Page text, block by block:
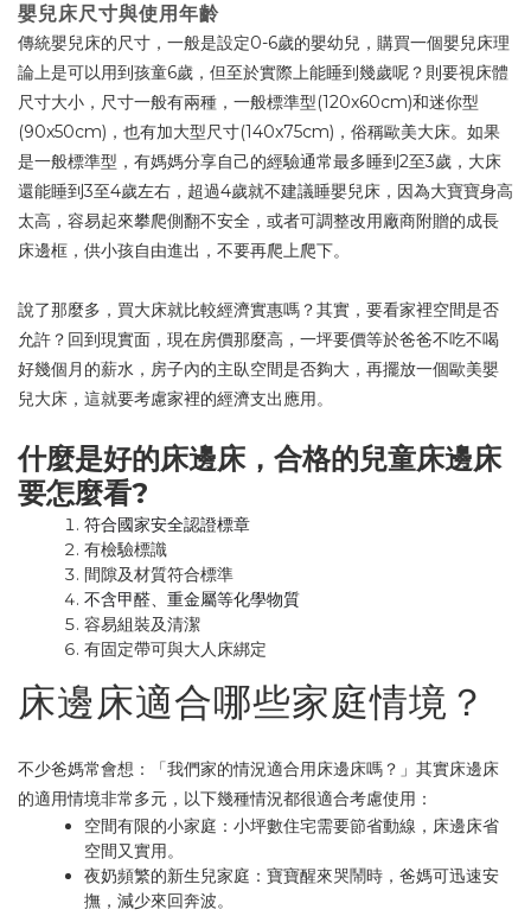
嬰兒床尺寸與使用年齡
傳統嬰兒床的尺寸，一般是設定0-6歲的嬰幼兒，購買一個嬰兒床理
論上是可以用到孩童6歲，但至於實際上能睡到幾歲呢？則要視床體
尺寸大小，尺寸一般有兩種，一般標準型(120x60cm)和迷你型
(90x50cm)，也有加大型尺寸(140x75cm)，俗稱歐美大床。如果
是一般標準型，有媽媽分享自己的經驗通常最多睡到2至3歲，大床
還能睡到3至4歲左右，超過4歲就不建議睡嬰兒床，因為大寶寶身高
太高，容易起來攀爬側翻不安全，或者可調整改用廠商附贈的成長
床邊框，供小孩自由進出，不要再爬上爬下。
說了那麼多，買大床就比較經濟實惠嗎？其實，要看家裡空間是否
允許？回到現實面，現在房價那麼高，一坪要價等於爸爸不吃不喝
好幾個月的薪水，房子內的主臥空間是否夠大，再擺放一個歐美嬰
兒大床，這就要考慮家裡的經濟支出應用。
什麼是好的床邊床，合格的兒童床邊床
要怎麼看?
符合國家安全認證標章
有檢驗標識
間隙及材質符合標準
不含甲醛、重金屬等化學物質
容易組裝及清潔
有固定帶可與大人床綁定
床邊床適合哪些家庭情境？
不少爸媽常會想：「我們家的情況適合用床邊床嗎？」其實床邊床
的適用情境非常多元，以下幾種情況都很適合考慮使用：
空間有限的小家庭：小坪數住宅需要節省動線，床邊床省
空間又實用。
夜奶頻繁的新生兒家庭：寶寶醒來哭鬧時，爸媽可迅速安
撫，減少來回奔波。